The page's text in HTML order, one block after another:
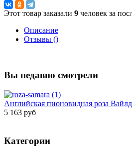
Этот товар заказали 9 человек за
Описание
Отзывы ()
Вы недавно смотрели
Английская пионовидная роза
5 163 руб
Категории